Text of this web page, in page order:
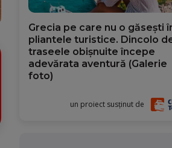
Grecia pe care nu o găsești
pliantele turistice. Dincolo
traseele obișnuite începe
adevărata aventură (Galerie
foto)
un proiect susținut de